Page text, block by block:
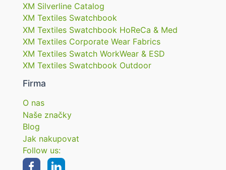
XM Silverline Catalog
XM Textiles Swatchbook
XM Textiles Swatchbook HoReCa & Med
XM Textiles Corporate Wear Fabrics
XM Textiles Swatch WorkWear & ESD
XM Textiles Swatchbook Outdoor
Firma
O nas
Naše značky
Blog
Jak nakupovat
Follow us: